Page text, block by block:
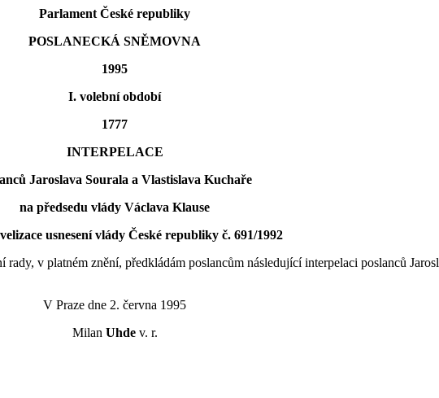
Parlament České republiky
POSLANECKÁ SNĚMOVNA
1995
I. volební období
1777
INTERPELACE
Jaroslava Sourala a Vlastislava Kuchaře
na předsedu vlády Václava Klause
usnesení vlády České republiky č. 691/1992
v platném znění, předkládám poslancům následující interpelaci poslanců
V Praze dne 2. června 1995
Milan Uhdev. r.